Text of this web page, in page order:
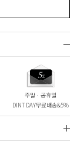
주말ㆍ공휴일
DINT DAY무료배송&5%